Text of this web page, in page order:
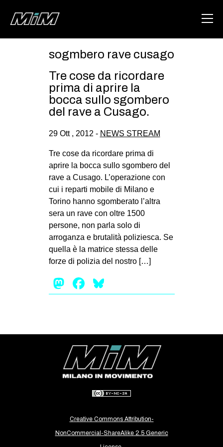
ABOUT
AREA
CSOA LAMBRETTA
MSM
STUDENTI TSUNAMI
ZAM
MILANO
MOBILITAZIONI
SPAZI
SPORT POPOLARE
ANTIFASCISMO
DIRITTO ALL’ABITARE
GENERI
REPRESSIONE
STUDENTI
sogmbero rave cusago
Tre cose da ricordare
prima di aprire la
bocca sullo sgombero
del rave a Cusago.
29 Ott , 2012 - NEWS STREAM
Tre cose da ricordare prima di
aprire la bocca sullo sgombero del
rave a Cusago. L’operazione con
cui i reparti mobile di Milano e
Torino hanno sgomberato l’altra
sera un rave con oltre 1500
persone, non parla solo di
arroganza e brutalità poliziesca. Se
quella è la matrice stessa delle
forze di polizia del nostro […]
Mastodon
Facebook
Creative Commons Attribution-
NonCommercial-ShareAlike 2.5 Generic